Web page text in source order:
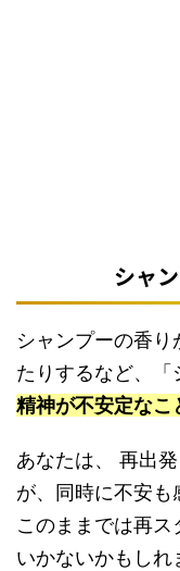
シャ
シャンプーの香
たりするなど、「
精神が不安定なこ
あなたは、 再出
が、同時に不安も
このままでは再ス
いかないかもしれ